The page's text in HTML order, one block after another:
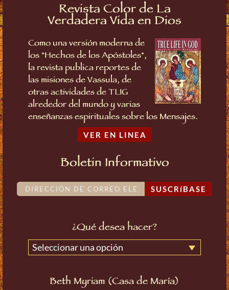
Revista Color de La
Verdadera Vida en Dios
Como una versión moderna de
los "Hechos de los Apóstoles",
la revista publica reportes de
las misiones de Vassula, de
otras actividades de TLIG
alrededor del mundo y varias
enseñanzas espirituales sobre los Mensajes.
VER EN LINEA
Boletin Informativo
SUSCRíBASE
¿Qué desea hacer?
Seleccionar una opción
Beth Myriam (Casa de María)